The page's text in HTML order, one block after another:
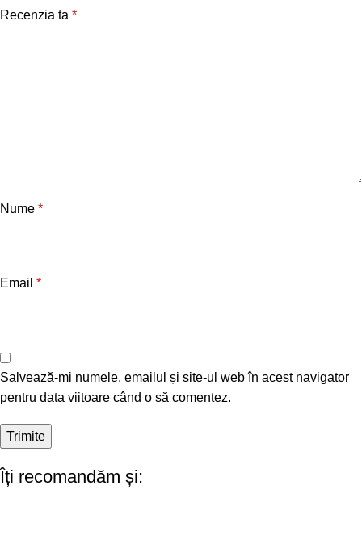
Recenzia ta *
Nume *
Email *
Salvează-mi numele, emailul și site-ul web în acest navigator
pentru data viitoare când o să comentez.
Îți recomandăm și: